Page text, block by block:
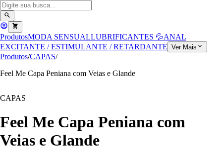
ProdutosMODA SENSUALLUBRIFICANTES 💦ANAL
EXCITANTE / ESTIMULANTE / RETARDANTE Ver Mais
Produtos/CAPAS/
Feel Me Capa Peniana com Veias e Glande
CAPAS
Feel Me Capa Peniana com
Veias e Glande